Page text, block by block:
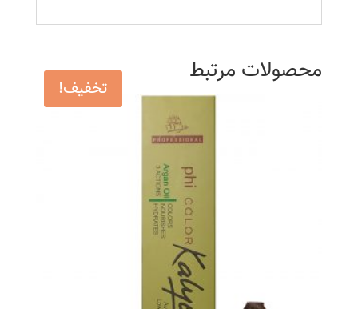
محصولات مرتبط
تخفیف!